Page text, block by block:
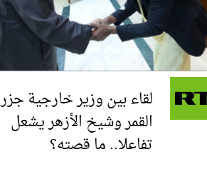
لقاء بين وزير خارجية جزر
القمر وشيخ الأزهر يشعل
تفاعلا.. ما قصته؟